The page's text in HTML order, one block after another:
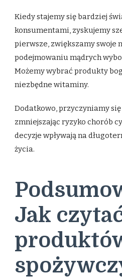
Kiedy stajemy się bardziej
konsumentami, zyskujemy
pierwsze, zwiększamy swoje
podejmowaniu mądrych
Możemy wybrać produkty
niezbędne witaminy.
Dodatkowo, przyczyniamy
zmniejszając ryzyko chorób
decyzje wpływają na
życia.
Jak